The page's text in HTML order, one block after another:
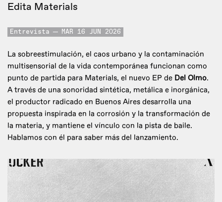
Edita Materials
Entrevista MAR 16 JUN 2026
La sobreestimulación, el caos urbano y la contaminación
multisensorial de la vida contemporánea funcionan como
punto de partida para Materials, el nuevo EP de Del Olmo.
A través de una sonoridad sintética, metálica e inorgánica,
el productor radicado en Buenos Aires desarrolla una
propuesta inspirada en la corrosión y la transformación de
la materia, y mantiene el vínculo con la pista de baile.
Hablamos con él para saber más del lanzamiento.